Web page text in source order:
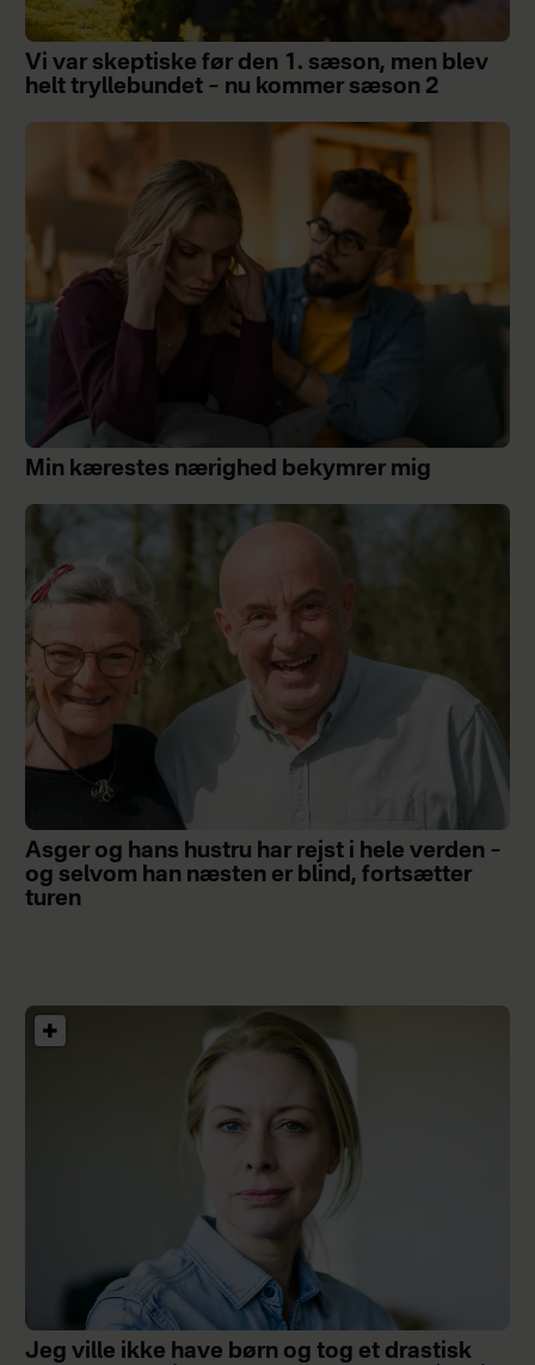
Vi var skeptiske før den 1. sæson, men blev
helt tryllebundet – nu kommer sæson 2
Min kærestes nærighed bekymrer mig
Asger og hans hustru har rejst i hele verden –
og selvom han næsten er blind, fortsætter
turen
Jeg ville ikke have børn og tog et drastisk